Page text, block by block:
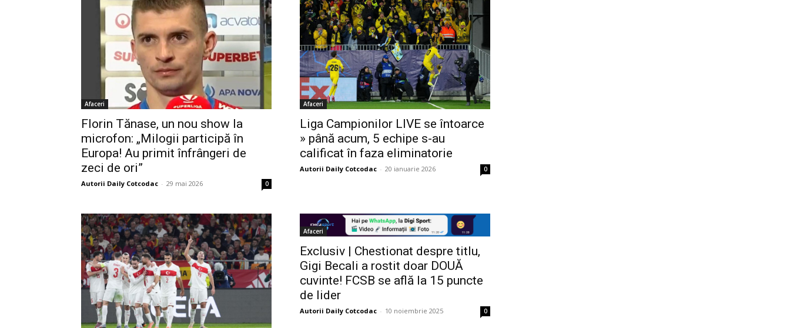
Afaceri
Florin Tănase, un nou show la
microfon: „Milogii participă în
Europa! Au primit înfrângeri de
zeci de ori”
Autorii Daily Cotcodac - 29 mai 2026 0
Afaceri
Liga Campionilor LIVE se întoarce
» până acum, 5 echipe s-au
calificat în faza eliminatorie
Autorii Daily Cotcodac - 20 ianuarie 2026 0
Afaceri
Exclusiv | Chestionat despre titlu,
Gigi Becali a rostit doar DOUĂ
cuvinte! FCSB se află la 15 puncte
de lider
Autorii Daily Cotcodac - 10 noiembrie 2025 0